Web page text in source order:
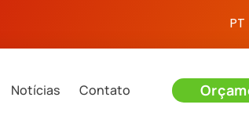
PT
Notícias Contato